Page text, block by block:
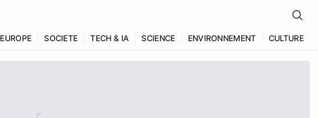
EUROPE SOCIETE TECH & IA SCIENCE ENVIRONNEMENT CULTURE